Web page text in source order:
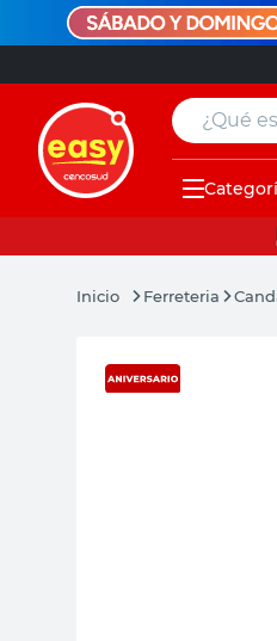
¿Qué
Ferreteria